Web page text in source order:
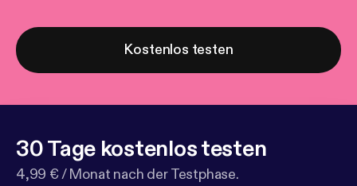
Kostenlos testen
30 Tage kostenlos testen
4,99 € / Monat nach der Testphase.